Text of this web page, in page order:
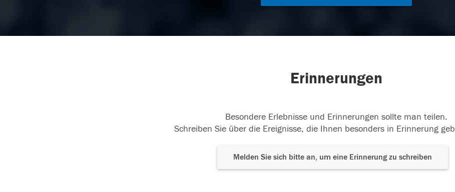
Erinnerungen
Besondere Erlebnisse und Erinnerungen sollte man teilen.
Schreiben Sie über die Ereignisse, die Ihnen besonders in Erinnerung
Melden Sie sich bitte an, um eine Erinnerung zu schreiben